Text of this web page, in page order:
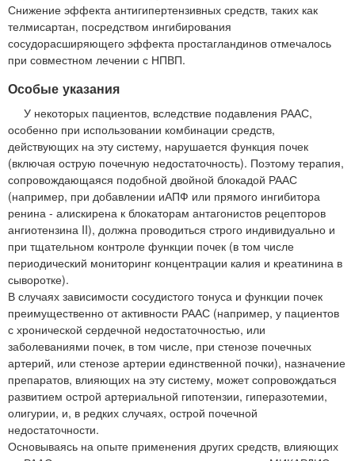
Снижение эффекта антигипертензивных средств, таких как
телмисартан, посредством ингибирования
сосудорасширяющего эффекта простагландинов отмечалось
при совместном лечении с НПВП.
Особые указания
У некоторых пациентов, вследствие подавления РААС,
особенно при использовании комбинации средств,
действующих на эту систему, нарушается функция почек
(включая острую почечную недостаточность). Поэтому терапия,
сопровождающаяся подобной двойной блокадой РААС
(например, при добавлении иАПФ или прямого ингибитора
ренина - алискирена к блокаторам антагонистов рецепторов
ангиотензина II), должна проводиться строго индивидуально и
при тщательном контроле функции почек (в том числе
периодический мониторинг концентрации калия и креатинина в
сыворотке).
В случаях зависимости сосудистого тонуса и функции почек
преимущественно от активности РААС (например, у пациентов
с хронической сердечной недостаточностью, или
заболеваниями почек, в том числе, при стенозе почечных
артерий, или стенозе артерии единственной почки), назначение
препаратов, влияющих на эту систему, может сопровождаться
развитием острой артериальной гипотензии, гиперазотемии,
олигурии, и, в редких случаях, острой почечной
недостаточности.
Основываясь на опыте применения других средств, влияющих